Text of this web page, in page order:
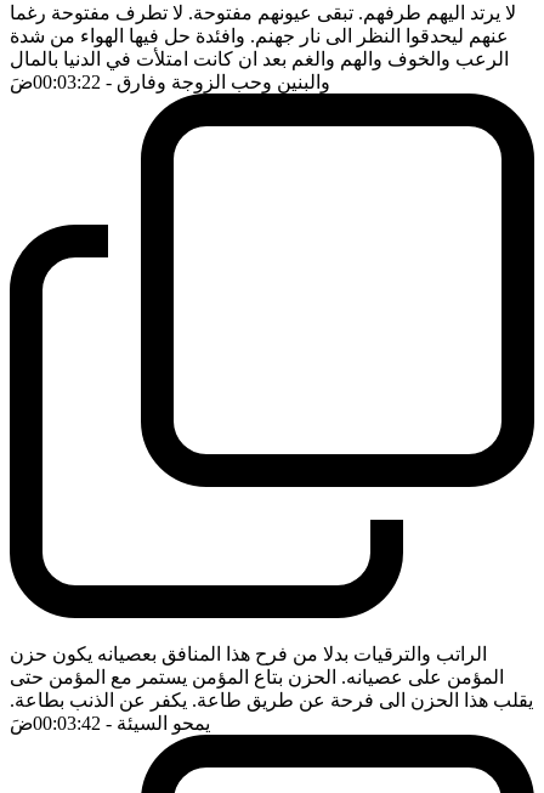
لا يرتد اليهم طرفهم. تبقى عيونهم مفتوحة. لا تطرف مفتوحة رغما
عنهم ليحدقوا النظر الى نار جهنم. وافئدة حل فيها الهواء من شدة
الرعب والخوف والهم والغم بعد ان كانت امتلأت في الدنيا بالمال
والبنين وحب الزوجة وفارق - 00:03:22 ضَ
الراتب والترقيات بدلا من فرح هذا المنافق بعصيانه يكون حزن
المؤمن على عصيانه. الحزن بتاع المؤمن يستمر مع المؤمن حتى
يقلب هذا الحزن الى فرحة عن طريق طاعة. يكفر عن الذنب بطاعة.
يمحو السيئة - 00:03:42 ضَ